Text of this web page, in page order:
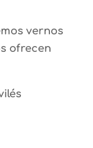
vernos
ofrecen